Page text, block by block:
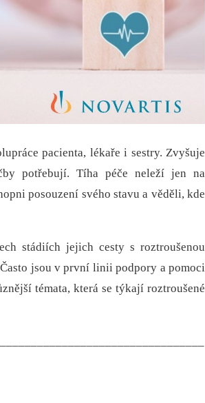
pacienta, lékaře i sestry. Zvyšuje
potřebují. Tíha péče neleží jen na
posouzení svého stavu a věděli, kde
stádiích jejich cesty s roztroušenou
jsou v první linii podpory a pomoci
témata, která se týkají roztroušené